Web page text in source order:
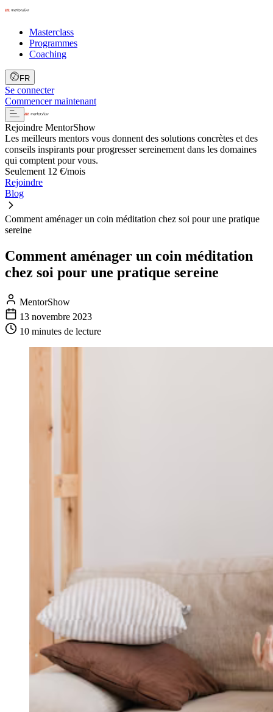
Masterclass
Programmes
Coaching
FR
Se connecter
Commencer maintenant
Rejoindre MentorShow
Les meilleurs mentors vous donnent des solutions concrètes et des
conseils inspirants pour progresser sereinement dans les domaines
qui comptent pour vous.
Seulement 12 €/mois
Rejoindre
Blog
Comment aménager un coin méditation chez soi pour une pratique
sereine
Comment aménager un coin méditation
chez soi pour une pratique sereine
MentorShow
13 novembre 2023
10 minutes de lecture